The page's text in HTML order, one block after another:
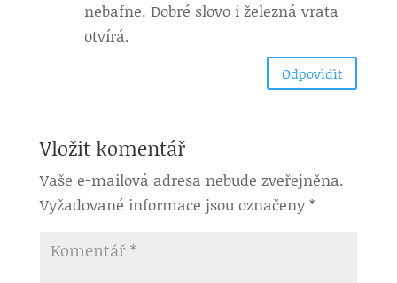
nebafne. Dobré slovo i železná vrata
otvírá.
Odpovìdìt
Vložit komentář
Vaše e-mailová adresa nebude zveřejněna.
Vyžadované informace jsou označeny*